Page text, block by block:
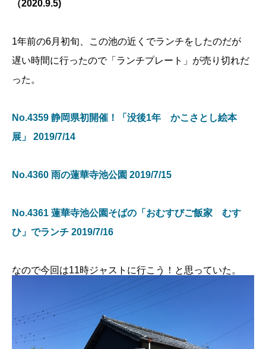
（2020.9.5)
1年前の6月初旬、この池の近くでランチをしたのだが
遅い時間に行ったので「ランチプレート」が売り切れだ
った。
No.4359 静岡県初開催！「没後1年 かこさとし絵本
展」 2019/7/14
No.4360 雨の蓮華寺池公園 2019/7/15
No.4361 蓮華寺池公園そばの「おむすびご飯家 むす
ひ」でランチ 2019/7/16
なので今回は11時ジャストに行こう！と思っていた。